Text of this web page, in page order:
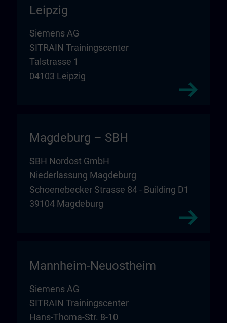
Leipzig
Siemens AG
SITRAIN Trainingscenter
Talstrasse 1
04103 Leipzig
Magdeburg – SBH
SBH Nordost GmbH
Niederlassung Magdeburg
Schoenebecker Strasse 84 - Building D1
39104 Magdeburg
Mannheim-Neuostheim
Siemens AG
SITRAIN Trainingscenter
Hans-Thoma-Str. 8-10